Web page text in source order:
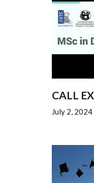
CALL
July 2, 2024